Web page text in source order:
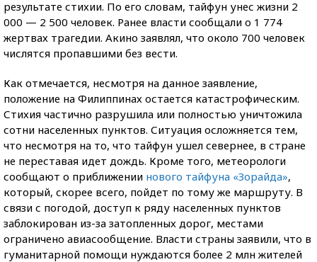
результате стихии. По его словам, тайфун унес жизни 2
000 — 2 500 человек. Ранее власти сообщали о 1 774
жертвах трагедии. Акино заявлял, что около 700 человек
числятся пропавшими без вести.
Как отмечается, несмотря на данное заявление,
положение на Филиппинах остается катастрофическим.
Стихия частично разрушила или полностью уничтожила
сотни населенных пунктов. Ситуация осложняется тем,
что несмотря на то, что тайфун ушел севернее, в стране
не переставая идет дождь. Кроме того, метеорологи
сообщают о приближении нового тайфуна «Зорайда»,
который, скорее всего, пойдет по тому же маршруту. В
связи с погодой, доступ к ряду населенных пунктов
заблокирован из-за затопленных дорог, местами
ограничено авиасообщение. Власти страны заявили, что в
гуманитарной помощи нуждаются более 2 млн жителей